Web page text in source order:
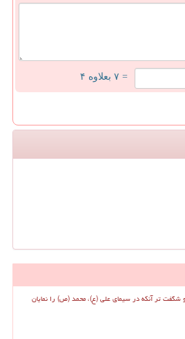
= ۷ بعلاوه ۴
تر آنکه در سیمای علی (ع)، محمد (ص) را نمایان